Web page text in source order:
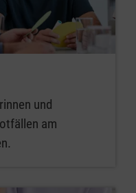
und
am